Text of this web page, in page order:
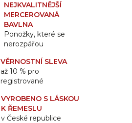
NEJKVALITNĚJŠÍ
MERCEROVANÁ
BAVLNA
Ponožky, které se
nerozpářou
VĚRNOSTNÍ SLEVA
až 10 % pro
registrované
VYROBENO S LÁSKOU
K ŘEMESLU
v České republice